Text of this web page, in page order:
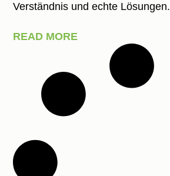
Verständnis und echte Lösungen.
READ MORE